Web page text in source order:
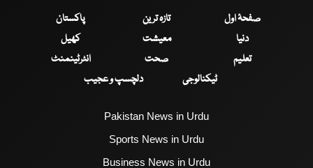
صفحۂ اول تازہ ترین
پاکستان
دنیا
معیشت
کھیل
تعلیم
صحت
انٹرٹینمنٹ
ٹیکنالوجی
دلچسپ و عجیب
Pakistan News in Urdu
Sports News in Urdu
Business News in Urdu